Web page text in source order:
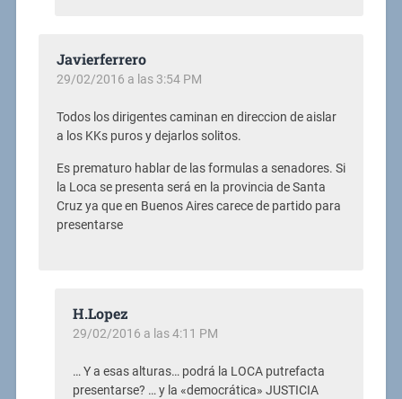
Javierferrero
29/02/2016 a las 3:54 PM
Todos los dirigentes caminan en direccion de aislar
a los KKs puros y dejarlos solitos.
Es prematuro hablar de las formulas a senadores. Si
la Loca se presenta será en la provincia de Santa
Cruz ya que en Buenos Aires carece de partido para
presentarse
H.Lopez
29/02/2016 a las 4:11 PM
… Y a esas alturas… podrá la LOCA putrefacta
presentarse? … y la «democrática» JUSTICIA